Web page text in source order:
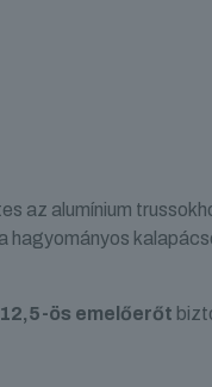
az alumínium
12,5-ös emelőerőt